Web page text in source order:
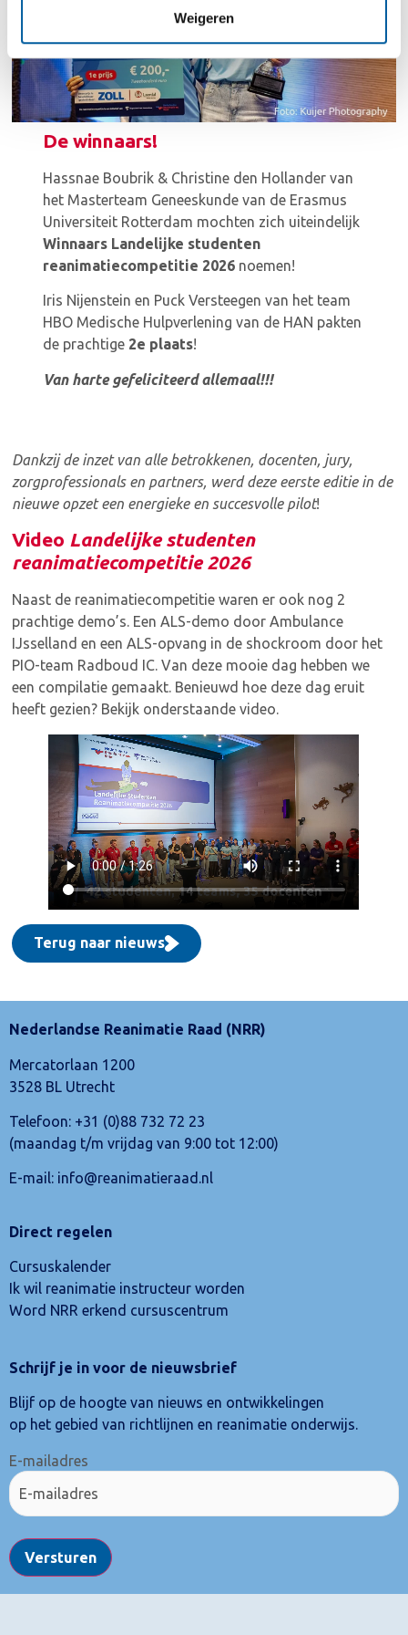
Weigeren
De winnaars!
Hassnae Boubrik & Christine den Hollander van
het Masterteam Geneeskunde van de Erasmus
Universiteit Rotterdam mochten zich uiteindelijk
Winnaars Landelijke studenten
reanimatiecompetitie 2026 noemen!
Iris Nijenstein en Puck Versteegen van het team
HBO Medische Hulpverlening van de HAN pakten
de prachtige 2e plaats!
Van harte gefeliciteerd allemaal!!!
Dankzij de inzet van alle betrokkenen, docenten, jury,
zorgprofessionals en partners, werd deze eerste editie in de
nieuwe opzet een energieke en succesvolle pilot!
Video Landelijke studenten
reanimatiecompetitie 2026
Naast de reanimatiecompetitie waren er ook nog 2
prachtige demo’s. Een ALS-demo door Ambulance
IJsselland en een ALS-opvang in de shockroom door het
PIO-team Radboud IC. Van deze mooie dag hebben we
een compilatie gemaakt. Benieuwd hoe deze dag eruit
heeft gezien? Bekijk onderstaande video.
Terug naar nieuws
Nederlandse Reanimatie Raad (NRR)
Mercatorlaan 1200
3528 BL Utrecht
Telefoon: +31 (0)88 732 72 23
(maandag t/m vrijdag van 9:00 tot 12:00)
E-mail: info@reanimatieraad.nl
Direct regelen
Cursuskalender
Ik wil reanimatie instructeur worden
Word NRR erkend cursuscentrum
Schrijf je in voor de nieuwsbrief
Blijf op de hoogte van nieuws en ontwikkelingen
op het gebied van richtlijnen en reanimatie onderwijs.
E-mailadres
Versturen